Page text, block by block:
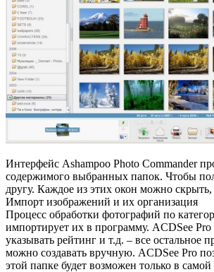
Интерфейс Ashampoo Photo Commander
содержимого выбранных папок. Чтобы
другу. Каждое из этих окон можно
Импорт изображений и их организация
Процесс обработки фотографий по
импортирует их в программу. ACDSee Pro
указывать рейтинг и т.д. – все остальное
можно создавать вручную. ACDSee Pro
этой папке будет возможен только в